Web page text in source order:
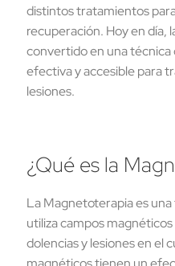
distintos tratamientos
recuperación. Hoy en día,
convertido en una técnica
efectiva y accesible para
lesiones.
¿Qué es la
La Magnetoterapia es
utiliza campos
dolencias y lesiones en el